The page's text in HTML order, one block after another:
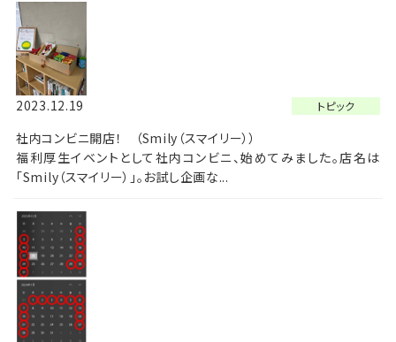
トピック
2023.12.19
社内コンビニ開店！ （Smily（スマイリー））
福利厚生イベントとして社内コンビニ、始めてみました。店名は
「Smily（スマイリー）」。お試し企画な...